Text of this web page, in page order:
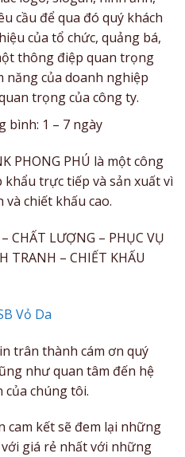
cầu để qua đó quý khách
của tổ chức, quảng bá,
thông điệp quan trọng
năng của doanh nghiệp
trọng của công ty.
bình: 1 – 7 ngày
PHONG PHÚ là một công
trực tiếp và sản xuất vì
và chiết khấu cao.
CHẤT LƯỢNG – PHỤC VỤ
TRANH – CHIẾT KHẤU
Vỏ Da
trân thành cám ơn quý
như quan tâm đến hệ
chúng tôi.
cam kết sẽ đem lại những
giá rẻ nhất với những